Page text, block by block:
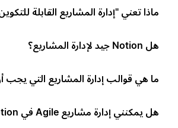
ماذا تعني "إدارة المشاريع القابلة
هل Notion جيد لإدارة المشاريع؟
ما هي قوالب إدارة المشاريع التي يجب
هل يمكنني إدارة مشاريع Agile في Notion؟